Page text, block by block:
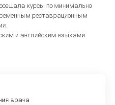
курсы по минимально
реставрационным
и английским языками.
врача